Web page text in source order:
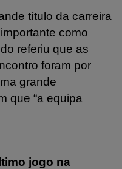
título da carreira
como
referiu que as
foram por
grande
que “a equipa
jogo na